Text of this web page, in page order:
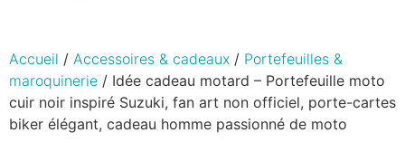
Accueil / Accessoires & cadeaux / Portefeuilles &
maroquinerie / Idée cadeau motard – Portefeuille moto
cuir noir inspiré Suzuki, fan art non officiel, porte-cartes
biker élégant, cadeau homme passionné de moto